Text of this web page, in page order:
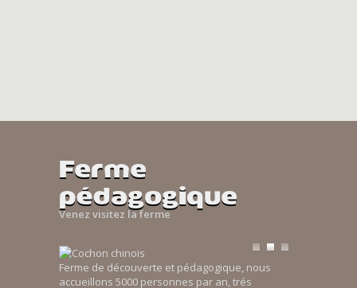
Ferme
pédagogique
Venez visitez la ferme
Ferme de découverte et pédagogique, nous
accueillons 5000 personnes par an, trés